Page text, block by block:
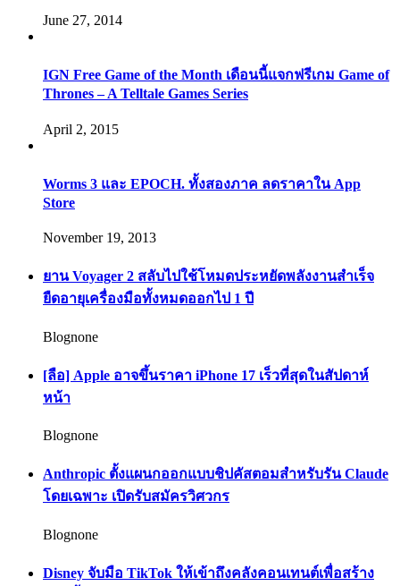
June 27, 2014
IGN Free Game of the Month เดือนนี้แจกฟรีเกม Game of
Thrones – A Telltale Games Series
April 2, 2015
Worms 3 และ EPOCH. ทั้งสองภาค ลดราคาใน App
Store
November 19, 2013
ยาน Voyager 2 สลับไปใช้โหมดประหยัดพลังงานสำเร็จ
ยืดอายุเครื่องมือทั้งหมดออกไป 1 ปี
Blognone
[ลือ] Apple อาจขึ้นราคา iPhone 17 เร็วที่สุดในสัปดาห์
หน้า
Blognone
Anthropic ตั้งแผนกออกแบบชิปคัสตอมสำหรับรัน Claude
โดยเฉพาะ เปิดรับสมัครวิศวกร
Blognone
Disney จับมือ TikTok ให้เข้าถึงคลังคอนเทนต์เพื่อสร้าง